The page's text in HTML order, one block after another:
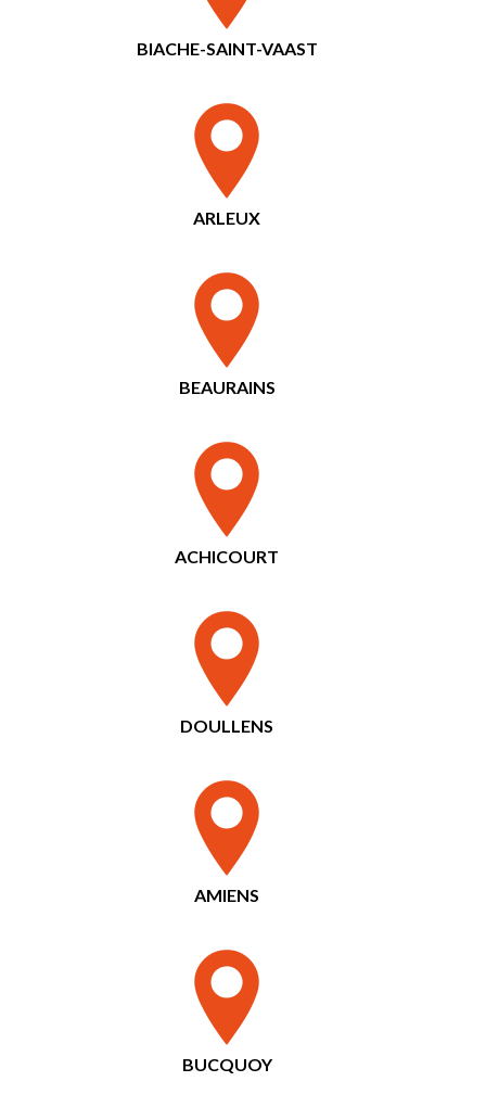
BIACHE-SAINT-VAAST
ARLEUX
BEAURAINS
ACHICOURT
DOULLENS
AMIENS
BUCQUOY